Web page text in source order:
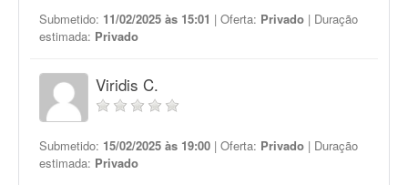
Submetido: 11/02/2025 às 15:01 | Oferta: Privado | Duração
estimada: Privado
Viridis C.
Submetido: 15/02/2025 às 19:00 | Oferta: Privado | Duração
estimada: Privado